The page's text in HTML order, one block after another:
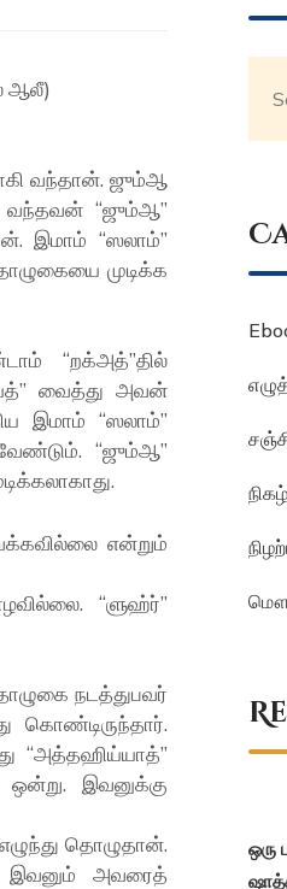
ஆலீ)
வந்தான். ஜும்ஆ
வந்தவன் “ஜும்ஆ”
இமாம் “ஸலாம்”
முடிக்க
“றக்அத்”தில்
வைத்து அவன்
இமாம் “ஸலாம்”
“ஜும்ஆ”
என்றும்
“ளுஹ்ர்”
நடத்துபவர்
கொண்டிருந்தார்.
“அத்தஹிய்யாத்”
ஒன்று. இவனுக்கு
தொழுதான்.
இவனும் அவரைத்
ஒரு